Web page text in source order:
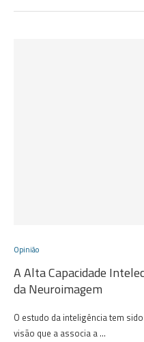
Opinião
A Alta Capacidade
da Neuroimagem
O estudo da inteligência tem
visão que a associa a …